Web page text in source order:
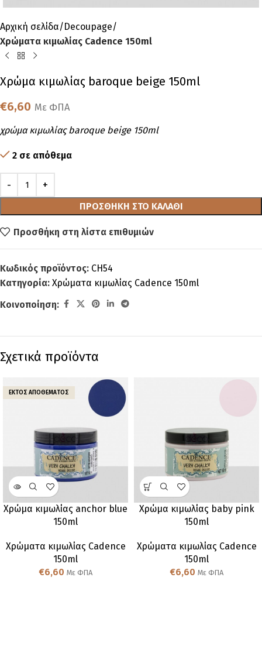
Αρχική σελίδα Decoupage
Χρώματα κιμωλίας Cadence 150ml
Χρώμα κιμωλίας baroque beige 150ml
€6,60 Με ΦΠΑ
χρώμα κιμωλίας baroque beige 150ml
2 σε απόθεμα
ΠΡΟΣΘΉΚΗ ΣΤΟ ΚΑΛΆΘΙ
Προσθήκη στη λίστα επιθυμιών
Κωδικός προϊόντος: CH54
Κατηγορία: Χρώματα κιμωλίας Cadence 150ml
Κοινοποίηση:
Σχετικά προϊόντα
ΕΚΤΌΣ ΑΠΟΘΈΜΑΤΟΣ
Χρώμα κιμωλίας anchor blue
150ml
Χρώματα κιμωλίας Cadence
150ml
€6,60 Με ΦΠΑ
Χρώμα κιμωλίας baby pink
150ml
Χρώματα κιμωλίας Cadence
150ml
€6,60 Με ΦΠΑ